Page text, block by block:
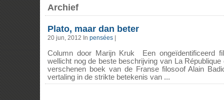
Archief
Plato, maar dan beter
20 jun, 2012 In pensées
Column door Marijn Kruk Een ongeïdentificeerd
wellicht nog de beste beschrijving van La
verschenen boek van de Franse filosoof Alain
vertaling in de strikte betekenis van ...